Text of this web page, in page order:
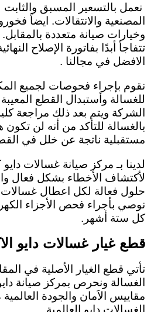
نعمل بالتسعير المسبق
المصنعية والانتقالات. ايضاً
وخيارات صيانة متعددة
تتفاجأ أبدًا بفاتورة الإصلاح
الافضل في مجالنا .
نقوم بإجراء فحوصات لجميع
للغسالة وأستبدال القطع
الشركة ويتم بعد ذلك مراجعة
بالغسالة للتأكد من أنه لن
مستقبلية ناتجة عن خلل في
لدينا بـ مركز صيانة غسالات
لأكتشاف الأخطاء بشكل فعال
حلول فعالة لكل اعطال غسالات
نوصي بأجراء فحص الأجزاء
كل ستة أشهر.
قطع غيار غسالات دايو
تأتي قطع الغيار الأصلية في
الغسالة ونحرص بمركز صيانة
مقاييس الاَمان والجودة
الغسالات دايو العالمية.